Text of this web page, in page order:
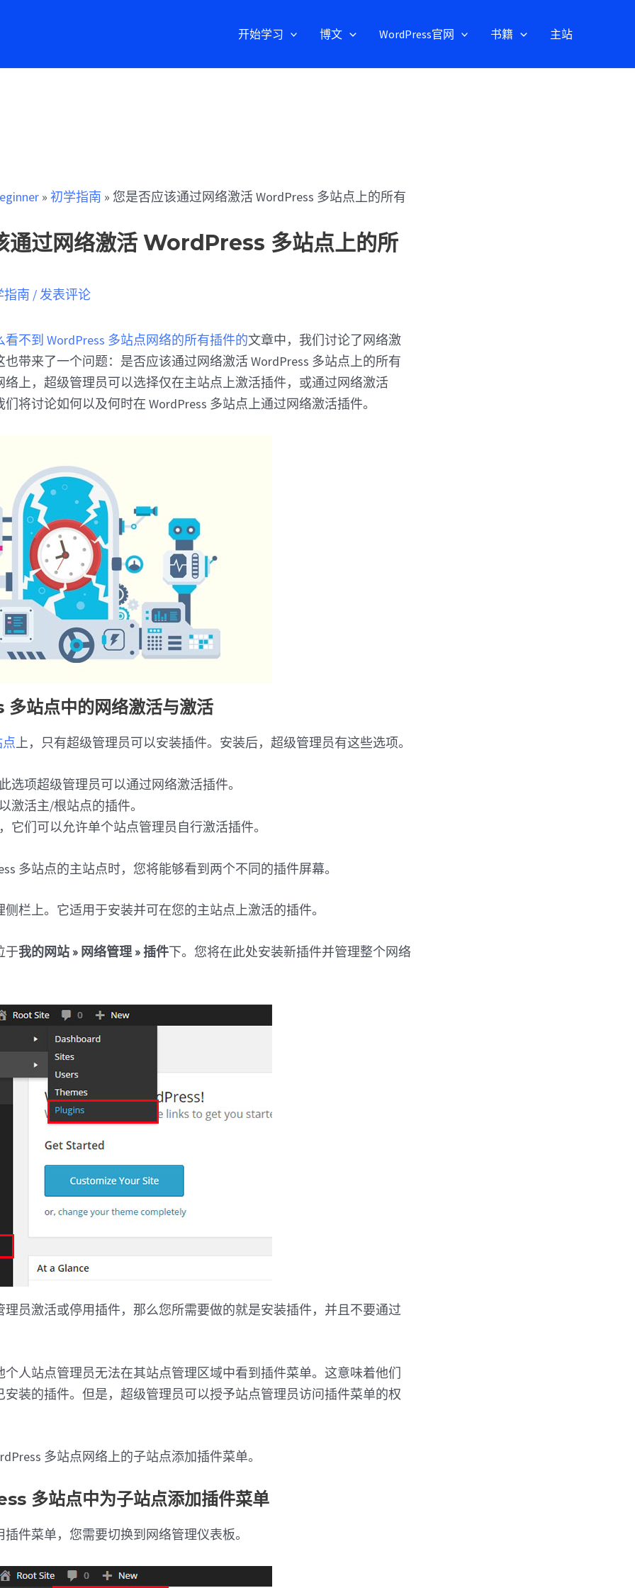
开始学习 博文 WordPress官网 书籍 主站
»初学指南 »您是否应该通过网络激活 WordPress 多站点上的所有
通过网络激活 WordPress 多站点上的所
指南 /发表评论
看不到 WordPress 多站点网络的所有插件的文章中，我们讨论了网络激
带来了一个问题：是否应该通过网络激活 WordPress 多站点上的所有
络上，超级管理员可以选择仅在主站点上激活插件，或通过网络激活
将讨论如何以及何时在 WordPress 多站点上通过网络激活插件。
站点中的网络激活与激活
点上，只有超级管理员可以安装插件。安装后，超级管理员有这些选项。
选项超级管理员可以通过网络激活插件。
激活主/根站点的插件。
它们可以允许单个站点管理员自行激活插件。
多站点的主站点时，您将能够看到两个不同的插件屏幕。
栏上。它适用于安装并可在您的主站点上激活的插件。
于我的网站 » 网络管理 » 插件下。您将在此处安装新插件并管理整个网络
理员激活或停用插件，那么您所需要做的就是安装插件，并且不要通过
个人站点管理员无法在其站点管理区域中看到插件菜单。这意味着他们
安装的插件。但是，超级管理员可以授予站点管理员访问插件菜单的权
多站点网络上的子站点添加插件菜单。
多站点中为子站点添加插件菜单
件菜单，您需要切换到网络管理仪表板。